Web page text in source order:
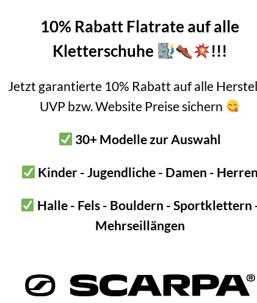
10% Rabatt Flatrate auf alle
Kletterschuhe
!!!
Jetzt garantierte 10% Rabatt auf alle
UVP bzw. Website Preise sichern
30+ Modelle zur Auswahl
Kinder - Jugendliche - Damen - Herren
Halle - Fels - Bouldern - Sportklettern
Mehrseillängen
Also wir finden den Trichter des
leicht packen. D.h. kein
Einfach die Enden einhalten
Taschenteil. Dann Plane darüber
Produktvideo
Ein Bild sagt mehr als 1.000 Worte.